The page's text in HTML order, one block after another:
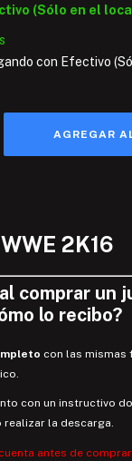
(Sólo en el
con Efectivo
WWE 2K16
al comprar un
lo recibo?
con las mismas
con un instructivo
realizar la descarga.
antes de